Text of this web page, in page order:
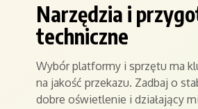
Narzędzia i
techniczne
Wybór platformy i sprzętu ma
na jakość przekazu. Zadbaj o
dobre oświetlenie i działający